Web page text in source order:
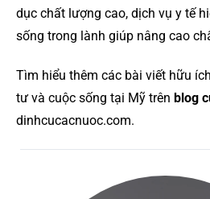
dục chất lượng cao, dịch vụ y tế
sống trong lành giúp nâng cao
Tìm hiểu thêm các bài viết hữu
tư và cuộc sống tại Mỹ trên blog
dinhcucacnuoc.com.